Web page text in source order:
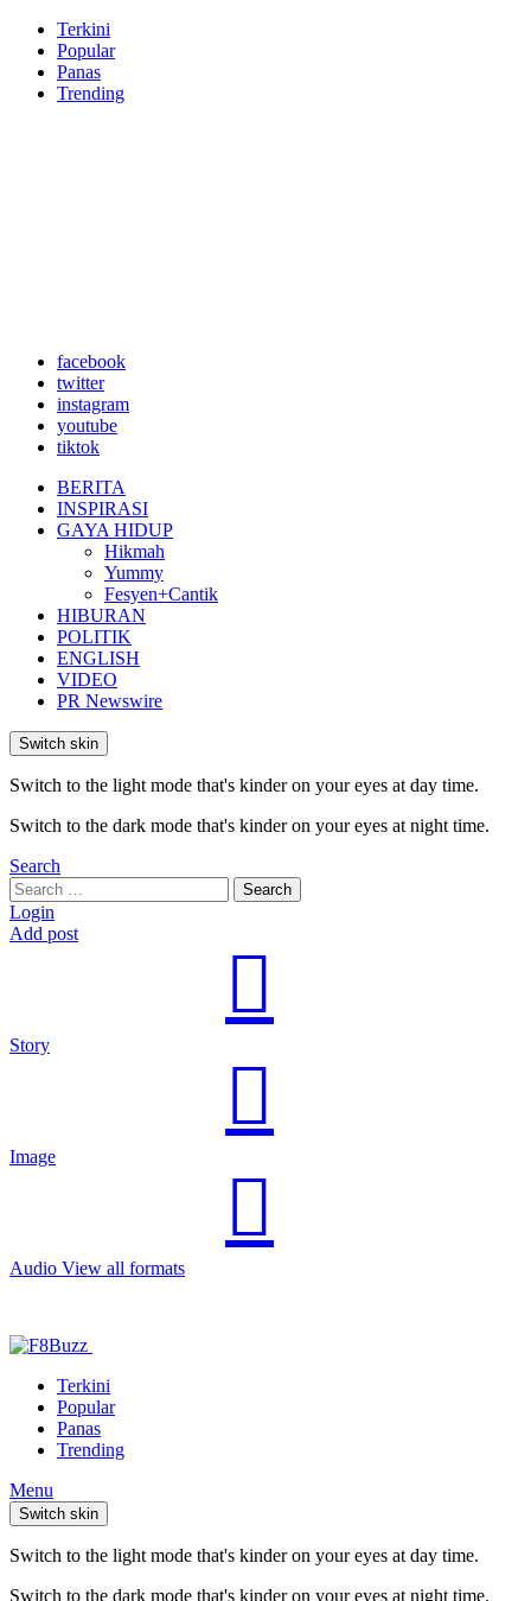
Terkini
Popular
Panas
Trending
facebook
twitter
instagram
youtube
tiktok
BERITA
INSPIRASI
GAYA HIDUP
Hikmah
Yummy
Fesyen+Cantik
HIBURAN
POLITIK
ENGLISH
VIDEO
PR Newswire
Switch skin
Switch to the light mode that's kinder on your eyes at day time.
Switch to the dark mode that's kinder on your eyes at night time.
Search
Search
for:
Search
Login
Add post
Story
Image
Audio View all formats
Terkini
Popular
Panas
Trending
Menu
Switch skin
Switch to the light mode that's kinder on your eyes at day time.
Switch to the dark mode that's kinder on your eyes at night time.